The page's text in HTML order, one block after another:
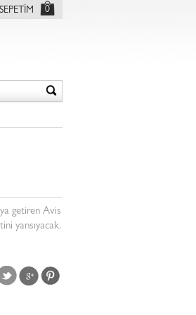
SEPETİM 0
getiren Avis
yansıyacak.